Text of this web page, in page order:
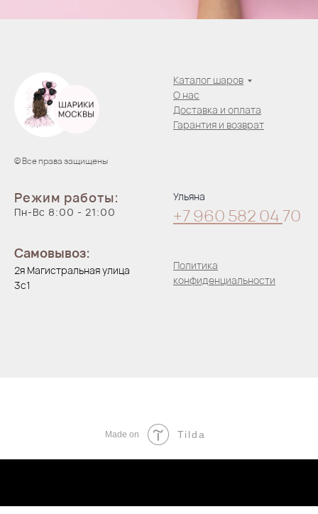
© Все права защищены
Каталог шаров
О нас
Доставка и оплата
Гарантия и возврат
Режим работы:
Пн-Вс 8:00 - 21:00
Самовывоз:
2я Магистральная улица
3с1
Ульяна
+7 960 582 04 70
Политика
конфиденциальности
Made on Tilda